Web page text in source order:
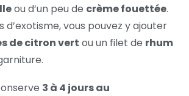
ou d’un peu de crème fouettée.
d’exotisme, vous pouvez y ajouter
de citron vert ou un filet de rhum
3 à 4 jours au